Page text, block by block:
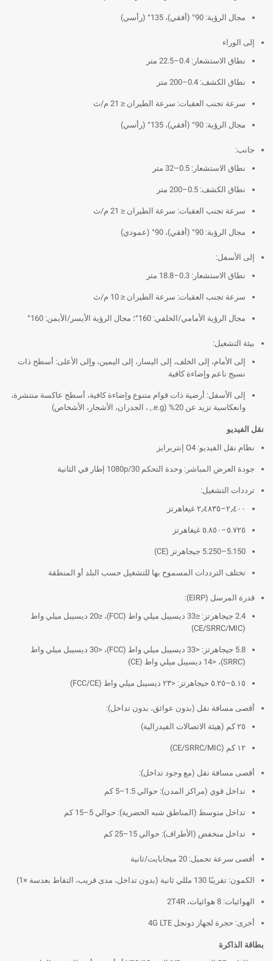
مجال الرؤية: 90° (أفقي)، 135° (رأسي)
إلى الوراء
نطاق الاستشعار: 0.4–22.5 متر
نطاق الكشف: 0.4–200 متر
سرعة تجنب العقبات: سرعة الطيران ≤ 21 م/ث
مجال الرؤية: 90° (أفقي)، 135° (رأسي)
جانب:
نطاق الاستشعار: 0.5–32 متر
نطاق الكشف: 0.5–200 متر
سرعة تجنب العقبات: سرعة الطيران ≤ 21 م/ث
مجال الرؤية: 90° (أفقي)، 90° (عمودي)
إلى الأسفل:
نطاق الاستشعار: 0.3–18.8 متر
سرعة تجنب العقبات: سرعة الطيران ≤ 10 م/ث
مجال الرؤية الأمامي/الخلفي: 160°؛ مجال الرؤية الأيسر/الأيمن: 160°
بيئة التشغيل:
إلى الأمام، إلى الخلف، إلى اليسار، إلى اليمين، وإلى الأعلى: أسطح ذات
نسيج ناعم وإضاءة كافية
إلى الأسفل: أرضية ذات قوام متنوع وإضاءة كافية، أسطح عاكسة منتشرة،
وانعكاسية تزيد عن 20% (e.g., ، الجدران، الأشجار، الأشخاص)
نقل الفيديو
نظام نقل الفيديو: O4 إنتربرايز
جودة العرض المباشر: وحدة التحكم 1080p/30 إطار في الثانية
ترددات التشغيل:
٢٫٤٠٠–٢٫٤٨٣٥ غيغاهرتز
٥.٧٢٥–٥.٨٥٠ غيغاهرتز
5.150–5.250 جيجاهرتز (CE)
تختلف الترددات المسموح بها للتشغيل حسب البلد أو المنطقة
قدرة المرسل (EIRP):
2.4 جيجاهرتز: ≤33 ديسيبل ميلي واط (FCC)، ≤20 ديسيبل ميلي واط
(CE/SRRC/MIC)
5.8 جيجاهرتز: <33 ديسيبل ميلي واط (FCC)، <30 ديسيبل ميلي واط
(SRRC)، <14 ديسيبل ميلي واط (CE)
٥.١٥–٥.٢٥ جيجاهرتز: <٢٣ ديسيبل ميلي واط (FCC/CE)
أقصى مسافة نقل (بدون عوائق، بدون تداخل):
٢٥ كم (هيئة الاتصالات الفيدرالية)
١٢ كم (CE/SRRC/MIC)
أقصى مسافة نقل (مع وجود تداخل):
تداخل قوي (مراكز المدن): حوالي 1.5–5 كم
تداخل متوسط (المناطق شبه الحضرية): حوالي 5–15 كم
تداخل منخفض (الأطراف): حوالي 15–25 كم
أقصى سرعة تحميل: 20 ميجابايت/ثانية
الكمون: تقريبًا 130 مللي ثانية (بدون تداخل، مدى قريب، التقاط بعدسة ×1)
الهوائيات: 8 هوائيات، 2T4R
أخرى: حجرة لجهاز دونجل 4G LTE
بطاقة الذاكرة